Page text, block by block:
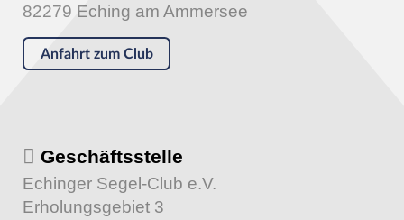
82279 Eching am Ammersee
Anfahrt zum Club
Geschäftsstelle
Echinger Segel-Club e.V.
Erholungsgebiet 3